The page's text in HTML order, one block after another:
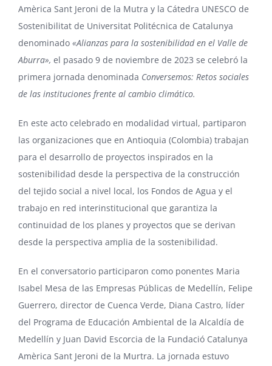
Amèrica Sant Jeroni de la Mutra y la Cátedra UNESCO de
Sostenibilitat de Universitat Politécnica de Catalunya
denominado «Alianzas para la sostenibilidad en el Valle de
Aburra», el pasado 9 de noviembre de 2023 se celebró la
primera jornada denominada Conversemos: Retos sociales
de las instituciones frente al cambio climático.
En este acto celebrado en modalidad virtual, partiparon
las organizaciones que en Antioquia (Colombia) trabajan
para el desarrollo de proyectos inspirados en la
sostenibilidad desde la perspectiva de la construcción
del tejido social a nivel local, los Fondos de Agua y el
trabajo en red interinstitucional que garantiza la
continuidad de los planes y proyectos que se derivan
desde la perspectiva amplia de la sostenibilidad.
En el conversatorio participaron como ponentes Maria
Isabel Mesa de las Empresas Públicas de Medellín, Felipe
Guerrero, director de Cuenca Verde, Diana Castro, líder
del Programa de Educación Ambiental de la Alcaldía de
Medellín y Juan David Escorcia de la Fundació Catalunya
Amèrica Sant Jeroni de la Murtra. La jornada estuvo